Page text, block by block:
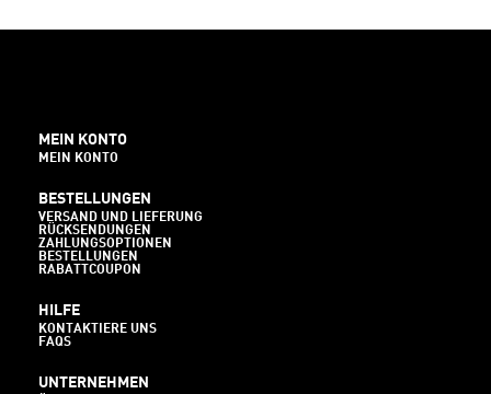
MEIN KONTO
MEIN KONTO
BESTELLUNGEN
VERSAND UND LIEFERUNG
RÜCKSENDUNGEN
ZAHLUNGSOPTIONEN
BESTELLUNGEN
RABATTCOUPON
HILFE
KONTAKTIERE UNS
FAQS
UNTERNEHMEN